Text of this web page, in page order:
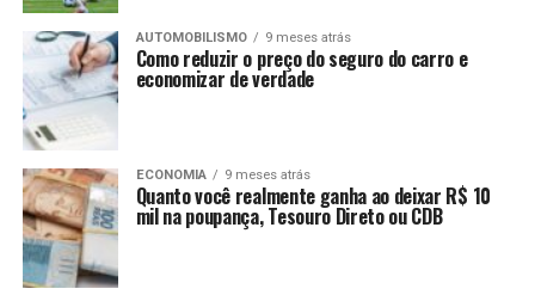
AUTOMOBILISMO 9 meses atrás
Como reduzir o preço do seguro do carro e
economizar de verdade
ECONOMIA 9 meses atrás
Quanto você realmente ganha ao deixar R$ 10
mil na poupança, Tesouro Direto ou CDB